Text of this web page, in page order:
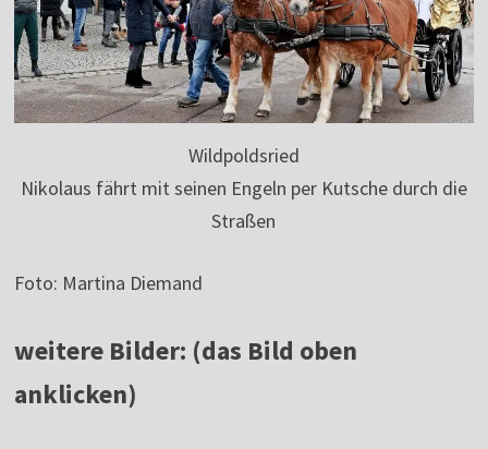
Wildpoldsried
Nikolaus fährt mit seinen Engeln per Kutsche durch die
Straßen
Foto: Martina Diemand
weitere Bilder: (das Bild oben
anklicken)